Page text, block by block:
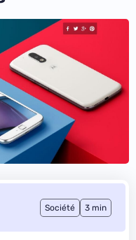
Société 3 min